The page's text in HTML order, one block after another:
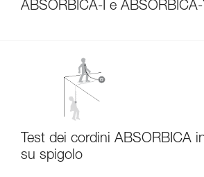
ABSORBICA-I e ABSORBICA-
Test dei cordini ABSORBICA
su spigolo